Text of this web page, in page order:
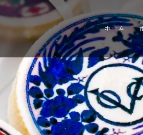
ホーム